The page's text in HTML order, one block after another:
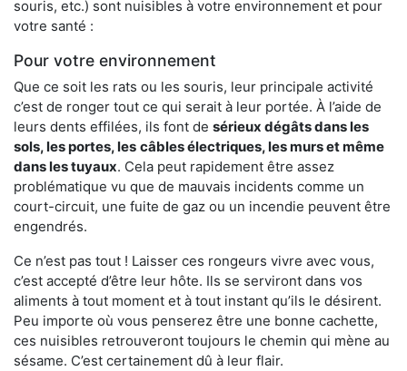
souris, etc.) sont nuisibles à votre environnement et pour
votre santé :
Pour votre environnement
Que ce soit les rats ou les souris, leur principale activité
c’est de ronger tout ce qui serait à leur portée. À l’aide de
leurs dents effilées, ils font de sérieux dégâts dans les
sols, les portes, les câbles électriques, les murs et même
dans les tuyaux. Cela peut rapidement être assez
problématique vu que de mauvais incidents comme un
court-circuit, une fuite de gaz ou un incendie peuvent être
engendrés.
Ce n’est pas tout ! Laisser ces rongeurs vivre avec vous,
c’est accepté d’être leur hôte. Ils se serviront dans vos
aliments à tout moment et à tout instant qu’ils le désirent.
Peu importe où vous penserez être une bonne cachette,
ces nuisibles retrouveront toujours le chemin qui mène au
sésame. C’est certainement dû à leur flair.